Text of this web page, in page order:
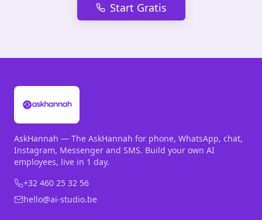
Start Gratis
AskHannah — The AskHannah for phone, WhatsApp, chat,
Instagram, Messenger and SMS. Build your own AI
employees, live in 1 day.
+32 460 25 32 56
hello@ai-studio.be